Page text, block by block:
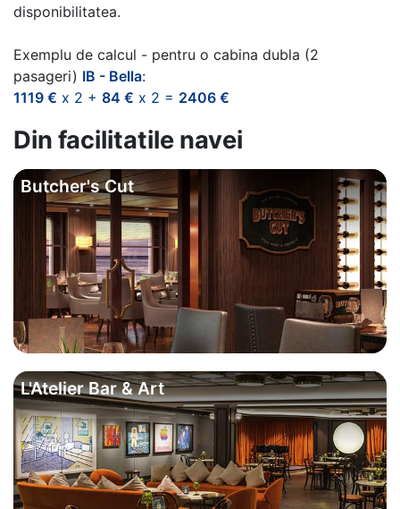
disponibilitatea.
Exemplu de calcul - pentru o cabina dubla (2
pasageri) IB - Bella:
1119 € x 2 + 84 € x 2 = 2406 €
Din facilitatile navei
Butcher's Cut
L'Atelier Bar & Art